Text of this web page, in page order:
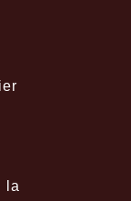
la